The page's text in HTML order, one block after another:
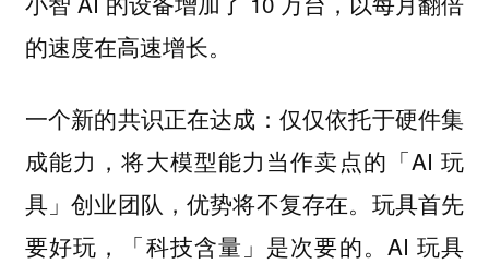
的速度在高速增长。
一个新的共识正在达成：仅仅依托于硬件集
成能力，将大模型能力当作卖点的「AI 玩
具」创业团队，优势将不复存在。玩具首先
要好玩，「科技含量」是次要的。AI 玩具